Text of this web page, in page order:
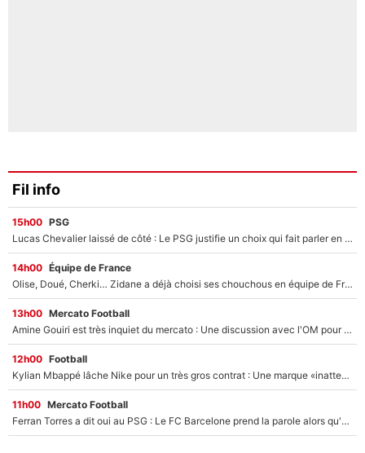
Fil info
15h00 PSG
Lucas Chevalier laissé de côté : Le PSG justifie un choix qui fait parler en plein mercato
14h00 Équipe de France
Olise, Doué, Cherki… Zidane a déjà choisi ses chouchous en équipe de France ? L’IA annonce des surprises sans Kylian Mbappé !
13h00 Mercato Football
Amine Gouiri est très inquiet du mercato : Une discussion avec l'OM pour acter son transfert !
12h00 Football
Kylian Mbappé lâche Nike pour un très gros contrat : Une marque «inattendue» va frapper très fort
11h00 Mercato Football
Ferran Torres a dit oui au PSG : Le FC Barcelone prend la parole alors qu'un transfert de l'attaquant espagnol prend forme